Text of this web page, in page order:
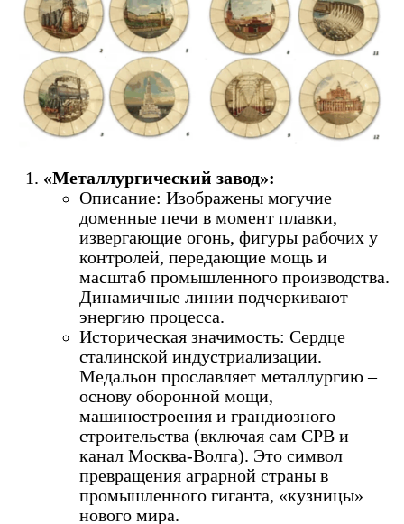
«Металлургический завод»:
Описание: Изображены могучие
доменные печи в момент плавки,
извергающие огонь, фигуры рабочих у
контролей, передающие мощь и
масштаб промышленного производства.
Динамичные линии подчеркивают
энергию процесса.
Историческая значимость: Сердце
сталинской индустриализации.
Медальон прославляет металлургию –
основу оборонной мощи,
машиностроения и грандиозного
строительства (включая сам СРВ и
канал Москва-Волга). Это символ
превращения аграрной страны в
промышленного гиганта, «кузницы»
нового мира.